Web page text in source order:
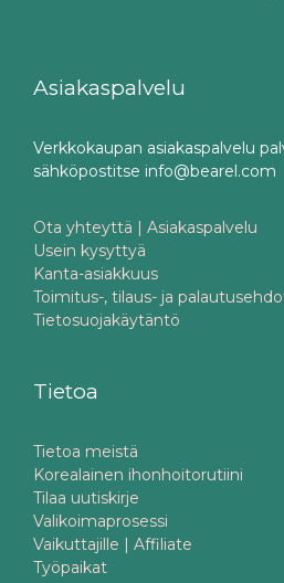
Asiakaspalvelu
Verkkokaupan asiakaspalvelu
sähköpostitse info@bearel.com
Ota yhteyttä | Asiakaspalvelu
Usein kysyttyä
Kanta-asiakkuus
Toimitus-, tilaus- ja
Tietosuojakäytäntö
Tietoa
Tietoa meistä
Korealainen ihonhoitorutiini
Tilaa uutiskirje
Valikoimaprosessi
Vaikuttajille | Affiliate
Työpaikat